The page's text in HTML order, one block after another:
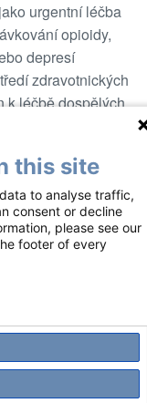
urgentní léčba
opioidy,
depresí
zdravotnických
k léčbě dospělých
akutní lékařskou
osobních údajů
Kontakty
Austria – organizační
this site
to analyse traffic,
consent or decline
please see our
footer of every